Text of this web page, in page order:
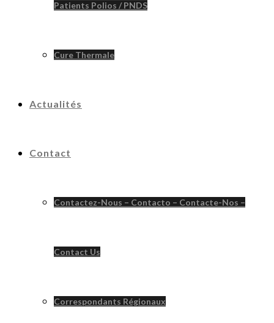
Patients Polios / PNDS
Cure Thermale
Actualités
Contact
Contactez-Nous – Contacto – Contacte-Nos –
Contact Us
Correspondants Régionaux